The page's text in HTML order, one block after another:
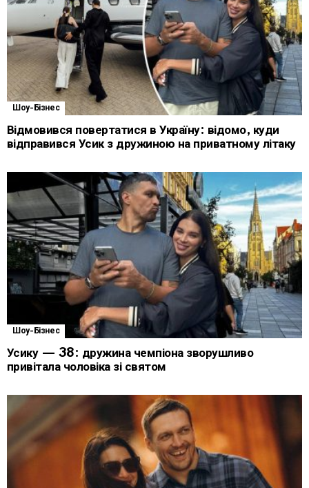
Шоу-Бізнес
Відмовився повертатися в Україну: відомо, куди
відправився Усик з дружиною на приватному літаку
Шоу-Бізнес
Усику — 38: дружина чемпіона зворушливо
привітала чоловіка зі святом